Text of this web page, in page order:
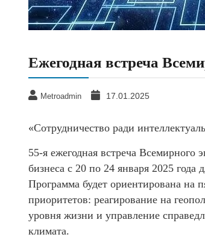
Ежегодная встреча
Metroadmin 17.01.2025
«Сотрудничество ради
55-я ежегодная встреча Всемирного
бизнеса с 20 по 24 января 2025
Программа будет ориентирована на
приоритетов: реагирование на
уровня жизни и управление
климата.